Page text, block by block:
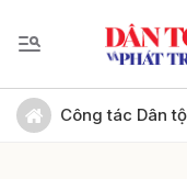
Công tác Dân
Gửi bình luận